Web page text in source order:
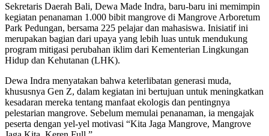
Sekretaris Daerah Bali, Dewa Made Indra, baru-baru ini memimpin
kegiatan penanaman 1.000 bibit mangrove di Mangrove Arboretum
Park Pedungan, bersama 225 pelajar dan mahasiswa. Inisiatif ini
merupakan bagian dari upaya yang lebih luas untuk mendukung
program mitigasi perubahan iklim dari Kementerian Lingkungan
Hidup dan Kehutanan (LHK).
Dewa Indra menyatakan bahwa keterlibatan generasi muda,
khususnya Gen Z, dalam kegiatan ini bertujuan untuk meningkatkan
kesadaran mereka tentang manfaat ekologis dan pentingnya
pelestarian mangrove. Sebelum memulai penanaman, ia mengajak
peserta dengan yel-yel motivasi “Kita Jaga Mangrove, Mangrove